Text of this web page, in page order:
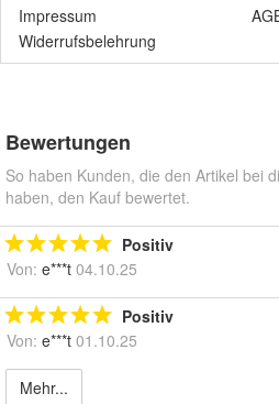
Impressum
Widerrufsbelehrung
Bewertungen
So haben Kunden, die den Artikel bei
haben, den Kauf bewertet.
Positiv
Von: e***t 04.10.25
Positiv
Von: e***t 01.10.25
Mehr...